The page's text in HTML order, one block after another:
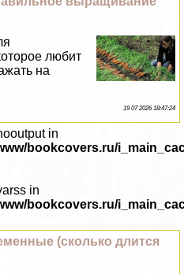
любит
на
19 07 2026 18:47:24
in
bookcovers.ru/
in
bookcovers.ru/
(сколько длится